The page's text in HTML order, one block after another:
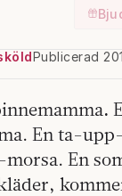
Publicerad
.
En ta-
En